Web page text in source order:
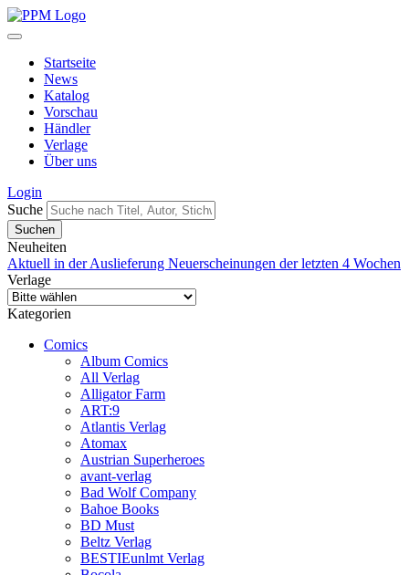
Startseite
News
Katalog
Vorschau
Händler
Verlage
Über uns
Login
Suche
Neuheiten
Aktuell in der Auslieferung Neuerscheinungen der letzten 4 Wochen
Verlage
Kategorien
Comics
Album Comics
All Verlag
Alligator Farm
ART:9
Atlantis Verlag
Atomax
Austrian Superheroes
avant-verlag
Bad Wolf Company
Bahoe Books
BD Must
Beltz Verlag
BESTIEunlmt Verlag